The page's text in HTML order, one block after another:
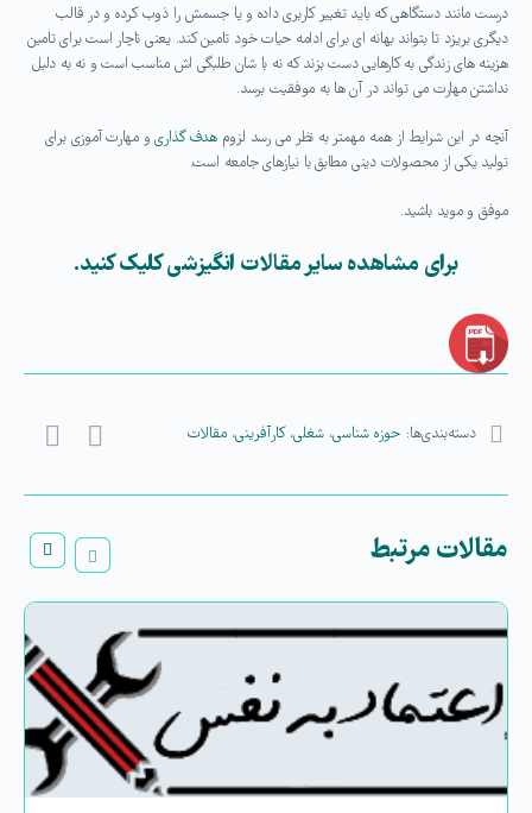
درست مانند دستگاهی که باید تغییر کاربری داده و یا جسمش را ذوب کرده و در قالب
دیگری بریزد تا بتواند بهانه ای برای ادامه حیات خود تامین کند. یعنی ناچار است برای تامین
هزینه های زندگی به کارهایی دست بزند که نه با شان طلبگی اش مناسب است و نه به دلیل
نداشتن مهارت می تواند در آن ها به موفقیت برسد.
آنچه در این شرایط از همه مهمتر به نظر می رسد لزوم هدف گذاریو مهارت آموزی برای
تولید یکی از محصولات دینی مطابق با نیازهای جامعه است.
موفق و موید باشید.
برای مشاهده سایر مقالات انگیزشی کلیک کنید.
دسته‌بندی‌ها: حوزه شناسی، شغلی، کارآفرینی، مقالات
مقالات مرتبط